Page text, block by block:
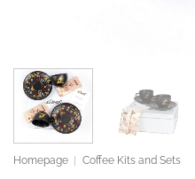
Homepage Coffee Kits and Sets